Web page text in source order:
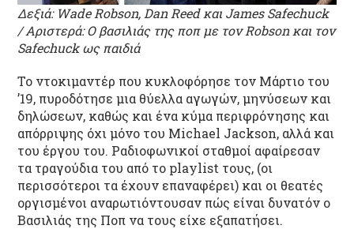
Δεξιά: Wade Robson, Dan Reed και James Safechuck
/ Αριστερά: Ο βασιλιάς της ποπ με τον Robson και τον
Safechuck ως παιδιά
Το ντοκιμαντέρ που κυκλοφόρησε τον Μάρτιο του
’19, πυροδότησε μια θύελλα αγωγών, μηνύσεων και
δηλώσεων, καθώς και ένα κύμα περιφρόνησης και
απόρριψης όχι μόνο του Michael Jackson, αλλά και
του έργου του. Ραδιοφωνικοί σταθμοί αφαίρεσαν
τα τραγούδια του από το playlist τους, (οι
περισσότεροι τα έχουν επαναφέρει) και οι θεατές
οργισμένοι αναρωτιόντουσαν πώς είναι δυνατόν ο
Βασιλιάς της Ποπ να τους είχε εξαπατήσει.